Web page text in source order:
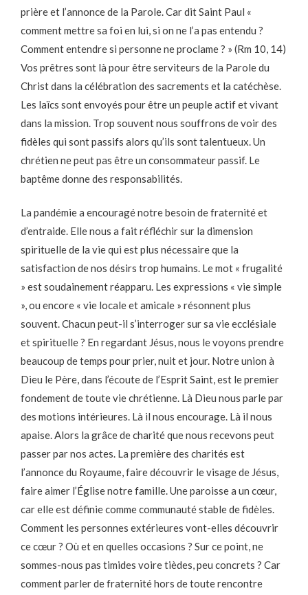
prière et l’annonce de la Parole. Car dit Saint Paul «
comment mettre sa foi en lui, si on ne l’a pas entendu ?
Comment entendre si personne ne proclame ? » (Rm 10, 14)
Vos prêtres sont là pour être serviteurs de la Parole du
Christ dans la célébration des sacrements et la catéchèse.
Les laïcs sont envoyés pour être un peuple actif et vivant
dans la mission. Trop souvent nous souffrons de voir des
fidèles qui sont passifs alors qu’ils sont talentueux. Un
chrétien ne peut pas être un consommateur passif. Le
baptême donne des responsabilités.
La pandémie a encouragé notre besoin de fraternité et
d’entraide. Elle nous a fait réfléchir sur la dimension
spirituelle de la vie qui est plus nécessaire que la
satisfaction de nos désirs trop humains. Le mot « frugalité
» est soudainement réapparu. Les expressions « vie simple
», ou encore « vie locale et amicale » résonnent plus
souvent. Chacun peut-il s’interroger sur sa vie ecclésiale
et spirituelle ? En regardant Jésus, nous le voyons prendre
beaucoup de temps pour prier, nuit et jour. Notre union à
Dieu le Père, dans l’écoute de l’Esprit Saint, est le premier
fondement de toute vie chrétienne. Là Dieu nous parle par
des motions intérieures. Là il nous encourage. Là il nous
apaise. Alors la grâce de charité que nous recevons peut
passer par nos actes. La première des charités est
l’annonce du Royaume, faire découvrir le visage de Jésus,
faire aimer l’Église notre famille. Une paroisse a un cœur,
car elle est définie comme communauté stable de fidèles.
Comment les personnes extérieures vont-elles découvrir
ce cœur ? Où et en quelles occasions ? Sur ce point, ne
sommes-nous pas timides voire tièdes, peu concrets ? Car
comment parler de fraternité hors de toute rencontre